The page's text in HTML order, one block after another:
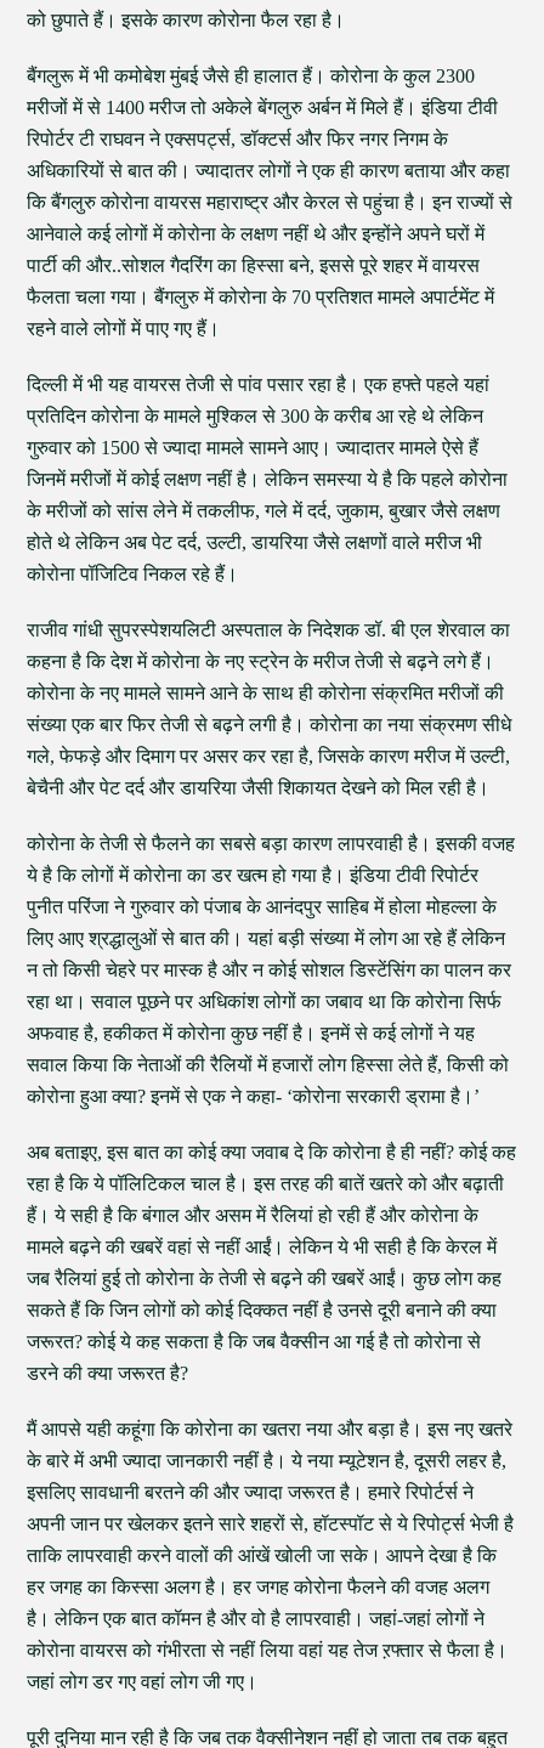
को छुपाते हैं। इसके कारण कोरोना फैल रहा है।
बैंगलुरू में भी कमोबेश मुंबई जैसे ही हालात हैं। कोरोना के कुल 2300
मरीजों में से 1400 मरीज तो अकेले बेंगलुरु अर्बन में मिले हैं। इंडिया टीवी
रिपोर्टर टी राघवन ने एक्सपर्ट्स, डॉक्टर्स और फिर नगर निगम के
अधिकारियों से बात की। ज्यादातर लोगों ने एक ही कारण बताया और कहा
कि बैंगलुरु कोरोना वायरस महाराष्ट्र और केरल से पहुंचा है। इन राज्यों से
आनेवाले कई लोगों में कोरोना के लक्षण नहीं थे और इन्होंने अपने घरों में
पार्टी की और..सोशल गैदरिंग का हिस्सा बने, इससे पूरे शहर में वायरस
फैलता चला गया। बैंगलुरु में कोरोना के 70 प्रतिशत मामले अपार्टमेंट में
रहने वाले लोगों में पाए गए हैं।
दिल्ली में भी यह वायरस तेजी से पांव पसार रहा है। एक हफ्ते पहले यहां
प्रतिदिन कोरोना के मामले मुश्किल से 300 के करीब आ रहे थे लेकिन
गुरुवार को 1500 से ज्यादा मामले सामने आए। ज्यादातर मामले ऐसे हैं
जिनमें मरीजों में कोई लक्षण नहीं है। लेकिन समस्या ये है कि पहले कोरोना
के मरीजों को सांस लेने में तकलीफ, गले में दर्द, जुकाम, बुखार जैसे लक्षण
होते थे लेकिन अब पेट दर्द, उल्टी, डायरिया जैसे लक्षणों वाले मरीज भी
कोरोना पॉजिटिव निकल रहे हैं।
राजीव गांधी सुपरस्पेशयलिटी अस्पताल के निदेशक डॉ. बी एल शेरवाल का
कहना है कि देश में कोरोना के नए स्‍ट्रेन के मरीज तेजी से बढ़ने लगे हैं।
कोरोना के नए मामले सामने आने के साथ ही कोरोना संक्रमित मरीजों की
संख्‍या एक बार फिर तेजी से बढ़ने लगी है। कोरोना का नया संक्रमण सीधे
गले, फेफड़े और दिमाग पर असर कर रहा है, जिसके कारण मरीज में उल्‍टी,
बेचैनी और पेट दर्द और डायरिया जैसी शिकायत देखने को मिल रही है।
कोरोना के तेजी से फैलने का सबसे बड़ा कारण लापरवाही है। इसकी वजह
ये है कि लोगों में कोरोना का डर खत्म हो गया है। इंडिया टीवी रिपोर्टर
पुनीत परिंजा ने गुरुवार को पंजाब के आनंदपुर साहिब में होला मोहल्ला के
लिए आए श्रद्धालुओं से बात की। यहां बड़ी संख्या में लोग आ रहे हैं लेकिन
न तो किसी चेहरे पर मास्क है और न कोई सोशल डिस्टेंसिंग का पालन कर
रहा था। सवाल पूछने पर अधिकांश लोगों का जबाव था कि कोरोना सिर्फ
अफवाह है, हकीकत में कोरोना कुछ नहीं है। इनमें से कई लोगों ने यह
सवाल किया कि नेताओं की रैलियों में हजारों लोग हिस्सा लेते हैं, किसी को
कोरोना हुआ क्या? इनमें से एक ने कहा- ‘कोरोना सरकारी ड्रामा है।’
अब बताइए, इस बात का कोई क्या जवाब दे कि कोरोना है ही नहीं? कोई कह
रहा है कि ये पॉलिटिकल चाल है। इस तरह की बातें खतरे को और बढ़ाती
हैं। ये सही है कि बंगाल और असम में रैलियां हो रही हैं और कोरोना के
मामले बढ़ने की खबरें वहां से नहीं आईं। लेकिन ये भी सही है कि केरल में
जब रैलियां हुई तो कोरोना के तेजी से बढ़ने की खबरें आईं। कुछ लोग कह
सकते हैं कि जिन लोगों को कोई दिक्कत नहीं है उनसे दूरी बनाने की क्या
जरूरत? कोई ये कह सकता है कि जब वैक्सीन आ गई है तो कोरोना से
डरने की क्या जरूरत है?
मैं आपसे यही कहूंगा कि कोरोना का खतरा नया और बड़ा है। इस नए खतरे
के बारे में अभी ज्यादा जानकारी नहीं है। ये नया म्यूटेशन है, दूसरी लहर है,
इसलिए सावधानी बरतने की और ज्यादा जरूरत है। हमारे रिपोर्टर्स ने
अपनी जान पर खेलकर इतने सारे शहरों से, हॉटस्पॉट से ये रिपोर्ट्स भेजी है
ताकि लापरवाही करने वालों की आंखें खोली जा सके। आपने देखा है कि
हर जगह का किस्सा अलग है। हर जगह कोरोना फैलने की वजह अलग
है। लेकिन एक बात कॉमन है और वो है लापरवाही। जहां-जहां लोगों ने
कोरोना वायरस को गंभीरता से नहीं लिया वहां यह तेज ऱफ्तार से फैला है।
जहां लोग डर गए वहां लोग जी गए।
पूरी दुनिया मान रही है कि जब तक वैक्सीनेशन नहीं हो जाता तब तक बहुत